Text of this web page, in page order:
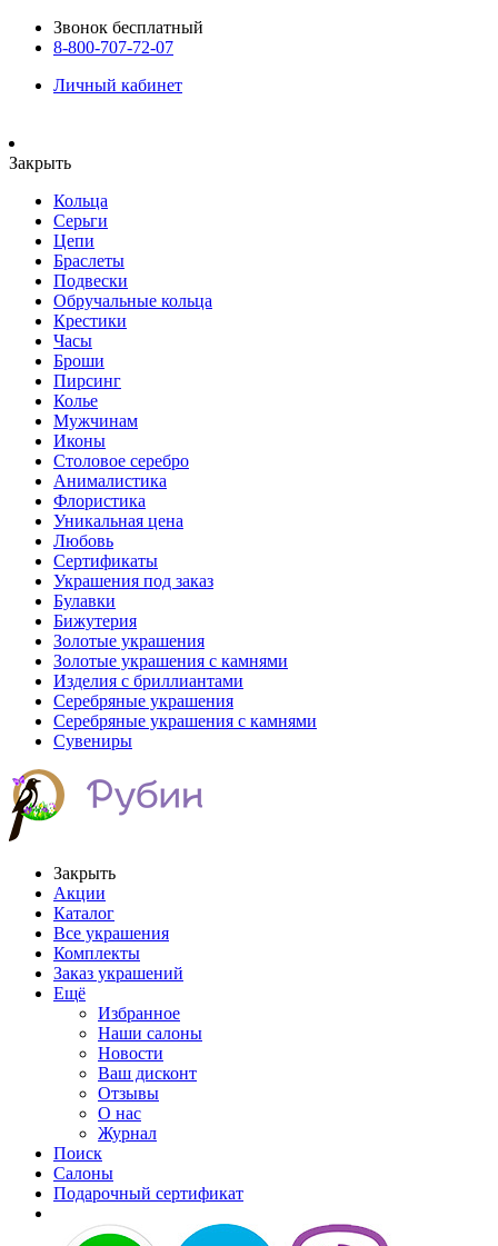
Звонок бесплатный
8-800-707-72-07
Личный кабинет
Закрыть
Кольца
Серьги
Цепи
Браслеты
Подвески
Обручальные кольца
Крестики
Часы
Броши
Пирсинг
Колье
Мужчинам
Иконы
Столовое серебро
Анималистика
Флористика
Уникальная цена
Любовь
Сертификаты
Украшения под заказ
Булавки
Бижутерия
Золотые украшения
Золотые украшения с камнями
Изделия с бриллиантами
Серебряные украшения
Серебряные украшения с камнями
Сувениры
Закрыть
Акции
Каталог
Все украшения
Комплекты
Заказ украшений
Ещё
Избранное
Наши салоны
Новости
Ваш дисконт
Отзывы
О нас
Журнал
Поиск
Салоны
Подарочный сертификат